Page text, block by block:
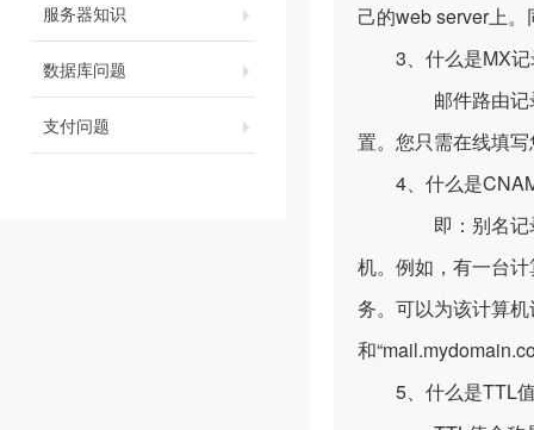
服务器知识
数据库问题
支付问题
己的web server上
3、什么是MX记
邮件路由记录，
置。您只需在线填
4、什么是
即：别名记录。
机。例如，有一台
务。可以为该计算
和
5、什么是TTL